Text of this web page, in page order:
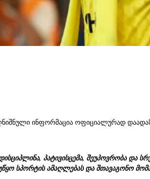
ინფორმაცია ოფიციალურად
პატივისცემა, შეუპოვრობა და
სპორტის ამაღლებას და შთავაგონო